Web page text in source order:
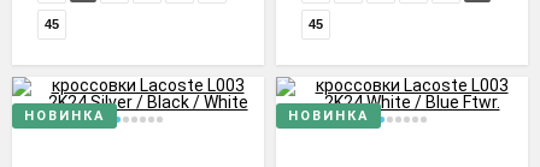
45 45
НОВИНКА НОВИНКА